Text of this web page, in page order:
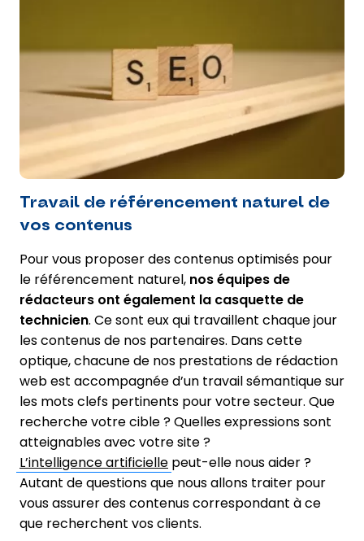
Travail de référencement naturel de
vos contenus
Pour vous proposer des contenus optimisés pour
le référencement naturel, nos équipes de
rédacteurs ont également la casquette de
technicien. Ce sont eux qui travaillent chaque jour
les contenus de nos partenaires. Dans cette
optique, chacune de nos prestations de rédaction
web est accompagnée d’un travail sémantique sur
les mots clefs pertinents pour votre secteur. Que
recherche votre cible ? Quelles expressions sont
atteignables avec votre site ?
L’intelligence artificielle peut-elle nous aider ?
Autant de questions que nous allons traiter pour
vous assurer des contenus correspondant à ce
que recherchent vos clients.